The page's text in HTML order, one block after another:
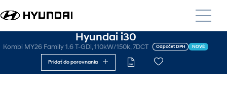
Hyundai i30
Kombi MY26 Family 1.6 T-GDi, 110kW/150k, 7DCT Odpočet DPH NOVÉ
Pridať do porovnania